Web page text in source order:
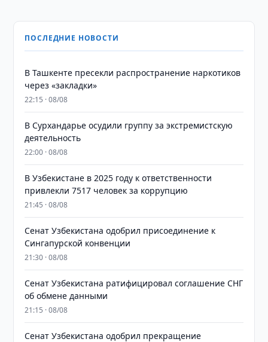
ПОСЛЕДНИЕ НОВОСТИ
В Ташкенте пресекли распространение наркотиков
через «закладки»
22:15 · 08/08
В Сурхандарье осудили группу за экстремистскую
деятельность
22:00 · 08/08
В Узбекистане в 2025 году к ответственности
привлекли 7517 человек за коррупцию
21:45 · 08/08
Сенат Узбекистана одобрил присоединение к
Сингапурской конвенции
21:30 · 08/08
Сенат Узбекистана ратифицировал соглашение СНГ
об обмене данными
21:15 · 08/08
Сенат Узбекистана одобрил прекращение